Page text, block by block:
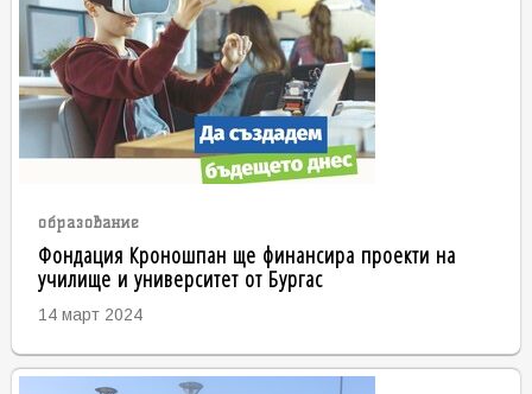
образование
Фондация Кроношпан ще финансира проекти на
училище и университет от Бургас
14 март 2024